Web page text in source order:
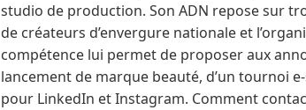
studio de production. Son ADN repose sur
de créateurs d’envergure nationale et
compétence lui permet de proposer aux
lancement de marque beauté, d’un tournoi
pour LinkedIn et Instagram. Comment